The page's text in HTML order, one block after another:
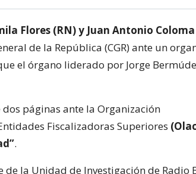
Flores (RN) y Juan Antonio
de la República (CGR) ante un
el órgano liderado por Jorge
páginas ante la Organización
Fiscalizadoras Superiores
.
la Unidad de Investigación de Radio